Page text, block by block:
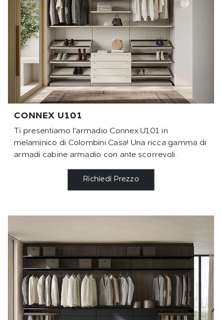
CONNEX U101
Ti presentiamo l'armadio Connex U101 in
melaminico di Colombini Casa! Una ricca gamma di
armadi cabine armadio con ante scorrevoli.
Richiedi Prezzo